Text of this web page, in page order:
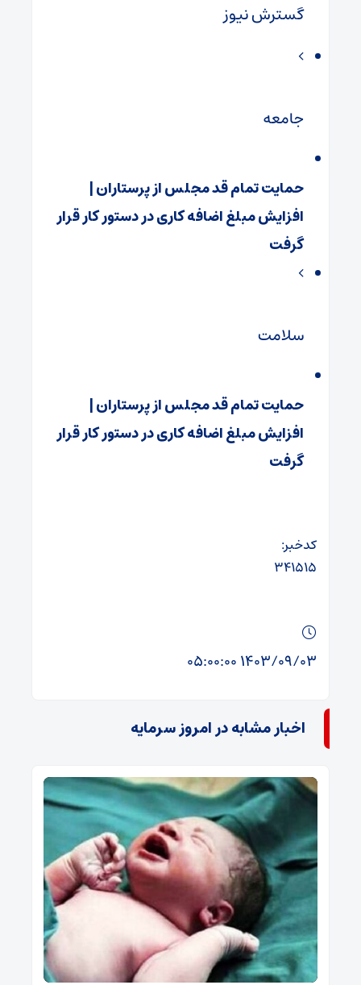
گسترش نیوز
جامعه
حمایت تمام قد مجلس از پرستاران |
افزایش مبلغ اضافه‌ کاری در دستور کار قرار
گرفت
سلامت
حمایت تمام قد مجلس از پرستاران |
افزایش مبلغ اضافه‌ کاری در دستور کار قرار
گرفت
کدخبر:
۳۴۱۵۱۵
۱۴۰۳/۰۹/۰۳ ۰۵:۰۰:۰۰
اخبار مشابه در امروز سرمایه